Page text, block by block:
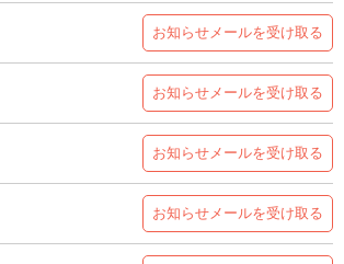
お知らせメールを受け取る
お知らせメールを受け取る
お知らせメールを受け取る
お知らせメールを受け取る